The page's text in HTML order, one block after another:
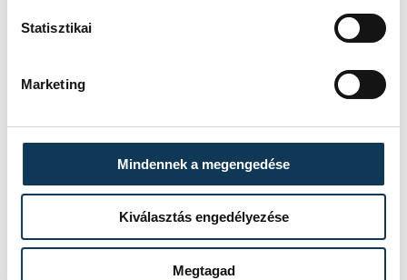
Statisztikai
Marketing
Mindennek a megengedése
Kiválasztás engedélyezése
Megtagad
TOVÁBBI CIKKEK
KÉZILABDA